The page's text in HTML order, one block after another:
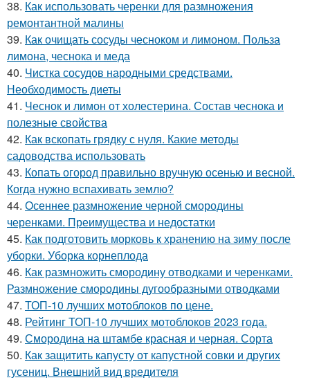
38. Как использовать черенки для размножения
ремонтантной малины
39. Как очищать сосуды чесноком и лимоном. Польза
лимона, чеснока и меда
40. Чистка сосудов народными средствами.
Необходимость диеты
41. Чеснок и лимон от холестерина. Состав чеснока и
полезные свойства
42. Как вскопать грядку с нуля. Какие методы
садоводства использовать
43. Копать огород правильно вручную осенью и весной.
Когда нужно вспахивать землю?
44. Осеннее размножение черной смородины
черенками. Преимущества и недостатки
45. Как подготовить морковь к хранению на зиму после
уборки. Уборка корнеплода
46. Как размножить смородину отводками и черенками.
Размножение смородины дугообразными отводками
47. ТОП-10 лучших мотоблоков по цене.
48. Рейтинг ТОП-10 лучших мотоблоков 2023 года.
49. Смородина на штамбе красная и черная. Сорта
50. Как защитить капусту от капустной совки и других
гусениц. Внешний вид вредителя